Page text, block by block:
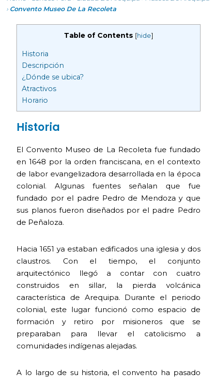
› Convento Museo De La Recoleta
Table of Contents [hide]
Historia
Descripción
¿Dónde se ubica?
Atractivos
Horario
Historia
El Convento Museo de La Recoleta fue fundado
en 1648 por la orden franciscana, en el contexto
de labor evangelizadora desarrollada en la época
colonial. Algunas fuentes señalan que fue
fundado por el padre Pedro de Mendoza y que
sus planos fueron diseñados por el padre Pedro
de Peñaloza.
Hacia 1651 ya estaban edificados una iglesia y dos
claustros. Con el tiempo, el conjunto
arquitectónico llegó a contar con cuatro
construidos en sillar, la pierda volcánica
característica de Arequipa. Durante el periodo
colonial, este lugar funcionó como espacio de
formación y retiro por misioneros que se
preparaban para llevar el catolicismo a
comunidades indígenas alejadas.
A lo largo de su historia, el convento ha pasado